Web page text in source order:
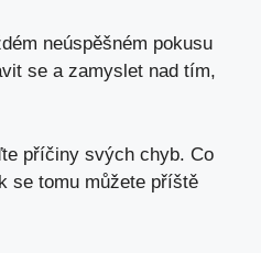
neúspěšném pokusu
se a zamyslet nad tím,
příčiny svých chyb. Co
se tomu můžete příště